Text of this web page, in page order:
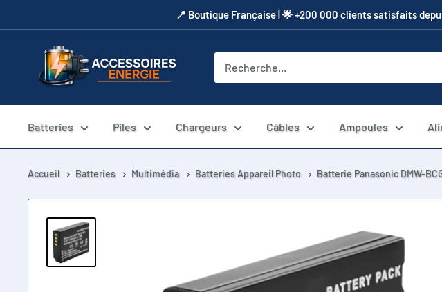
au
​📍​ Boutique Française | 🌟 +200 000 clients satisfaits
Accessoires
Energie
Batteries Piles Chargeurs Câbles Ampoules
Accueil Batteries Multimédia Batteries Appareil Photo Batterie Panasonic DMW-